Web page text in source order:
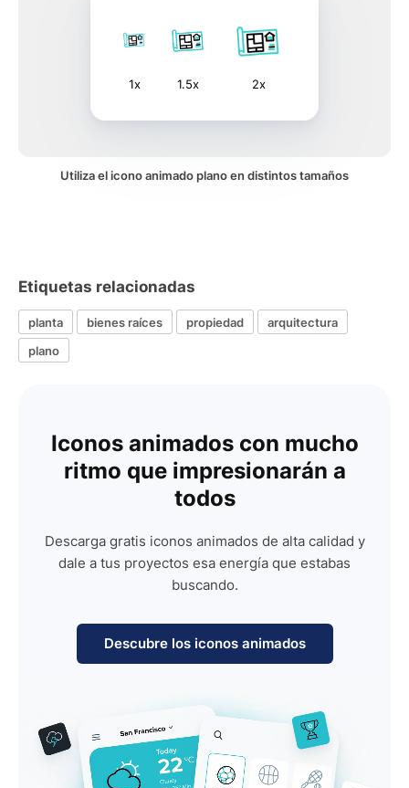
1x 1.5x 2x
Utiliza el icono animado plano en distintos tamaños
Etiquetas relacionadas
planta bienes raíces propiedad
arquitectura
plano
Iconos animados con mucho
ritmo que impresionarán a
todos
Descarga gratis iconos animados de alta calidad y
dale a tus proyectos esa energía que estabas
buscando.
Descubre los iconos animados